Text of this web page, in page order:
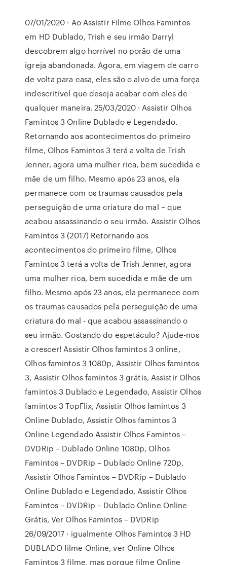
07/01/2020 · Ao Assistir Filme Olhos Famintos
em HD Dublado, Trish e seu irmão Darryl
descobrem algo horrível no porão de uma
igreja abandonada. Agora, em viagem de carro
de volta para casa, eles são o alvo de uma força
indescritível que deseja acabar com eles de
qualquer maneira. 25/03/2020 · Assistir Olhos
Famintos 3 Online Dublado e Legendado.
Retornando aos acontecimentos do primeiro
filme, Olhos Famintos 3 terá a volta de Trish
Jenner, agora uma mulher rica, bem sucedida e
mãe de um filho. Mesmo após 23 anos, ela
permanece com os traumas causados pela
perseguição de uma criatura do mal – que
acabou assassinando o seu irmão. Assistir Olhos
Famintos 3 (2017) Retornando aos
acontecimentos do primeiro filme, Olhos
Famintos 3 terá a volta de Trish Jenner, agora
uma mulher rica, bem sucedida e mãe de um
filho. Mesmo após 23 anos, ela permanece com
os traumas causados pela perseguição de uma
criatura do mal - que acabou assassinando o
seu irmão. Gostando do espetáculo? Ajude-nos
a crescer! Assistir Olhos famintos 3 online,
Olhos famintos 3 1080p, Assistir Olhos famintos
3, Assistir Olhos famintos 3 grátis, Assistir Olhos
famintos 3 Dublado e Legendado, Assistir Olhos
famintos 3 TopFlix, Assistir Olhos famintos 3
Online Dublado, Assistir Olhos famintos 3
Online Legendado Assistir Olhos Famintos –
DVDRip – Dublado Online 1080p, Olhos
Famintos – DVDRip – Dublado Online 720p,
Assistir Olhos Famintos – DVDRip – Dublado
Online Dublado e Legendado, Assistir Olhos
Famintos – DVDRip – Dublado Online Online
Grátis, Ver Olhos Famintos – DVDRip
26/09/2017 · igualmente Olhos Famintos 3 HD
DUBLADO filme Online, ver Online Olhos
Famintos 3 filme, mas porque filme Online